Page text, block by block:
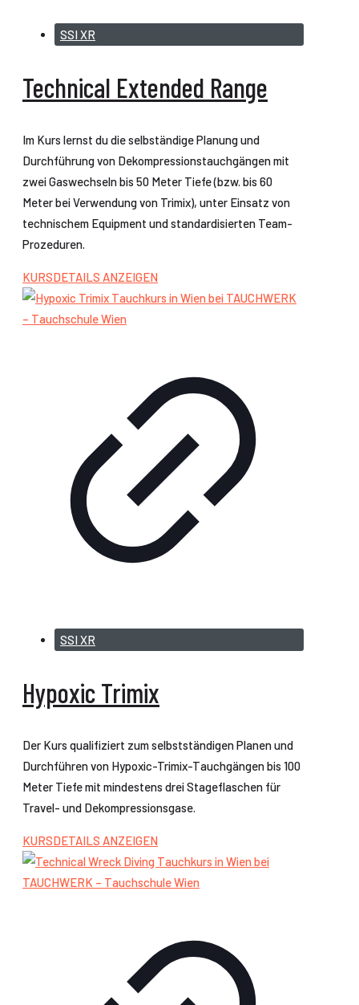
SSI XR
Technical Extended Range
Im Kurs lernst du die selbständige Planung und
Durchführung von Dekompressionstauchgängen mit
zwei Gaswechseln bis 50 Meter Tiefe (bzw. bis 60
Meter bei Verwendung von Trimix), unter Einsatz von
technischem Equipment und standardisierten Team-
Prozeduren.
KURSDETAILS ANZEIGEN
SSI XR
Hypoxic Trimix
Der Kurs qualifiziert zum selbstständigen Planen und
Durchführen von Hypoxic-Trimix-Tauchgängen bis 100
Meter Tiefe mit mindestens drei Stageflaschen für
Travel- und Dekompressionsgase.
KURSDETAILS ANZEIGEN